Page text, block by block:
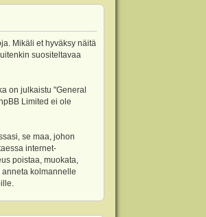
Mikäli et hyväksy näitä
suositeltavaa
on julkaistu "General
Limited ei ole
se maa, johon
internet-
poistaa, muokata,
kolmannelle